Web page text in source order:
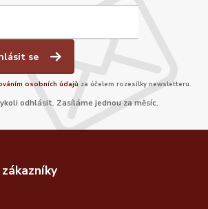
se
osobních údajů za účelem rozesílky newsletteru.
odhlásit. Zasíláme jednou za měsíc.